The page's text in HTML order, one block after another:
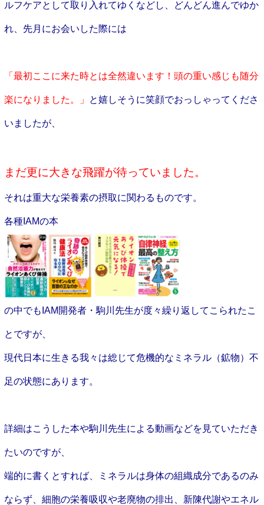
ルフケアとして取り入れてゆくなどし、どんどん進んでゆか
れ、先月にお会いした際には
「最初ここに来た時とは全然違います！頭の重い感じも随分
楽になりました。」 と嬉しそうに笑顔でおっしゃってくださ
いましたが、
まだ更に大きな飛躍が待っていました。
それは重大な栄養素の摂取に関わるものです。
各種IAMの本
の中でもIAM開発者・駒川先生が度々繰り返してこられたこ
とですが、
現代日本に生きる我々は総じて危機的なミネラル（鉱物）不
足の状態にあります。
詳細はこうした本や駒川先生による動画などを見ていただき
たいのですが、
端的に書くとすれば、ミネラルは身体の組織成分であるのみ
ならず、細胞の栄養吸収や老廃物の排出、新陳代謝やエネル